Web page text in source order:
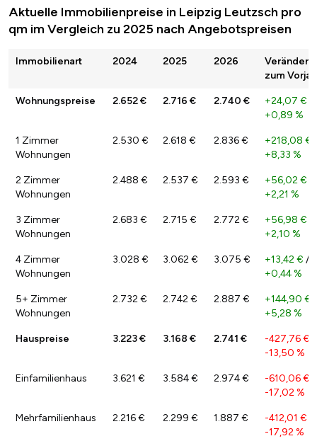
Aktuelle Immobilienpreise in Leipzig Leutzsch pro
qm im Vergleich zu 2025 nach Angebotspreisen
Immobilienart 2024 2025 2026
zum
Wohnungspreise 2.652 € 2.716 € 2.740 € +24,07 €
+0,89 %
1 Zimmer
Wohnungen
2.530 € 2.618 € 2.836 € +218,08 €
+8,33 %
2 Zimmer
Wohnungen
2.488 € 2.537 € 2.593 € +56,02 €
+2,21 %
3 Zimmer
Wohnungen
2.683 € 2.715 € 2.772 € +56,98 €
+2,10 %
4 Zimmer
Wohnungen
3.028 € 3.062 € 3.075 € +13,42 € /
+0,44 %
5+ Zimmer
Wohnungen
2.732 € 2.742 € 2.887 € +144,90 €
+5,28 %
Hauspreise 3.223 € 3.168 € 2.741 € -427,76 €
-13,50 %
Einfamilienhaus 3.621 € 3.584 € 2.974 € -610,06 €
-17,02 %
Mehrfamilienhaus 2.216 € 2.299 € 1.887 € -412,01 €
-17,92 %